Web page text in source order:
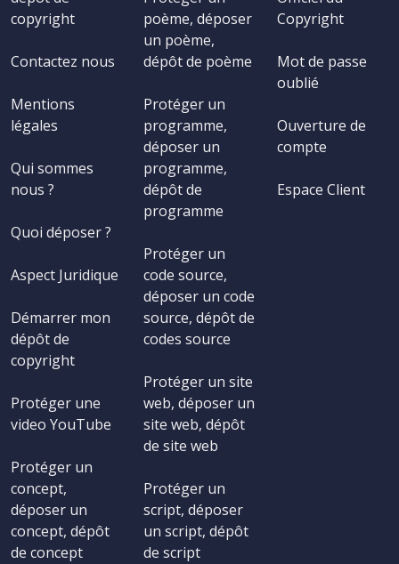
copyright
Contactez nous
Mentions
légales
Qui sommes
nous ?
Quoi déposer ?
Aspect Juridique
Démarrer mon
dépôt de
copyright
Protéger une
video YouTube
Protéger un
concept,
déposer un
concept, dépôt
de concept
poème, déposer
un poème,
dépôt de poème
Protéger un
programme,
déposer un
programme,
dépôt de
programme
Protéger un
code source,
déposer un code
source, dépôt de
codes source
Protéger un site
web, déposer un
site web, dépôt
de site web
Protéger un
script, déposer
un script, dépôt
de script
Copyright
Mot de passe
oublié
Ouverture de
compte
Espace Client